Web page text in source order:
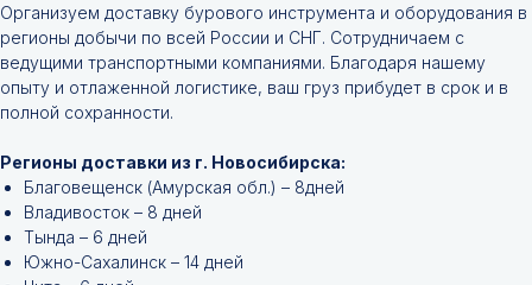
Организуем доставку бурового инструмента и оборудования в
регионы добычи по всей России и СНГ. Сотрудничаем с
ведущими транспортными компаниями. Благодаря нашему
опыту и отлаженной логистике, ваш груз прибудет в срок и в
полной сохранности.
Регионы доставки из г. Новосибирска:
Благовещенск (Амурская обл.) – 8дней
Владивосток – 8 дней
Тында – 6 дней
Южно-Сахалинск – 14 дней